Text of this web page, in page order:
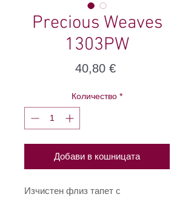
Precious Weaves
1303PW
40,80 €Цена
Количество *
Добави в кошницата
Изчистен флиз тапет с